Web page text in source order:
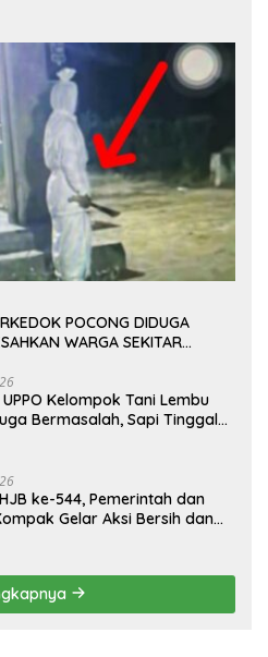
POCONG DIDUGA
WARGA SEKITAR
Kelompok Tani Lembu
Bermasalah, Sapi Tinggal
ke-544, Pemerintah dan
Gelar Aksi Bersih dan